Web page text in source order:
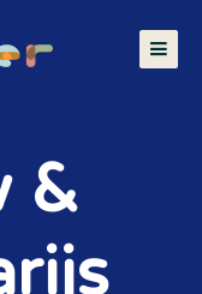
&